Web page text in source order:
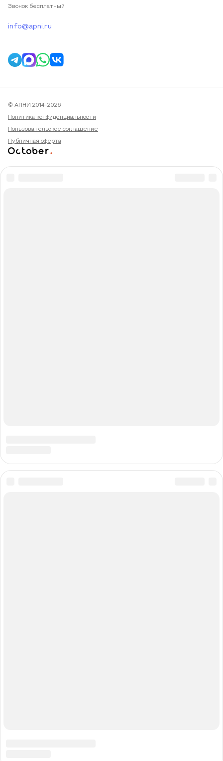
Звонок бесплатный
info@apni.ru
© АПНИ 2014-2026
Политика конфиденциальности
Пользовательское соглашение
Публичная оферта